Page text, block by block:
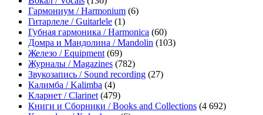
Гармониум / Harmonium (6)
Гитарлеле / Guitarlele (1)
Губная гармоника / Harmonica (60)
Домра и Мандолина / Mandolin (103)
Железо / Equipment (69)
Журналы / Magazines (782)
Звукозапись / Sound recording (27)
Калимба / Kalimba (4)
Кларнет / Clarinet (479)
Книги и Сборники / Books and Collections (4 692)